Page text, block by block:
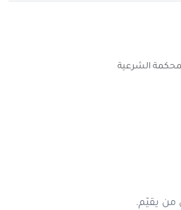
الشرعية
من يقيّم.